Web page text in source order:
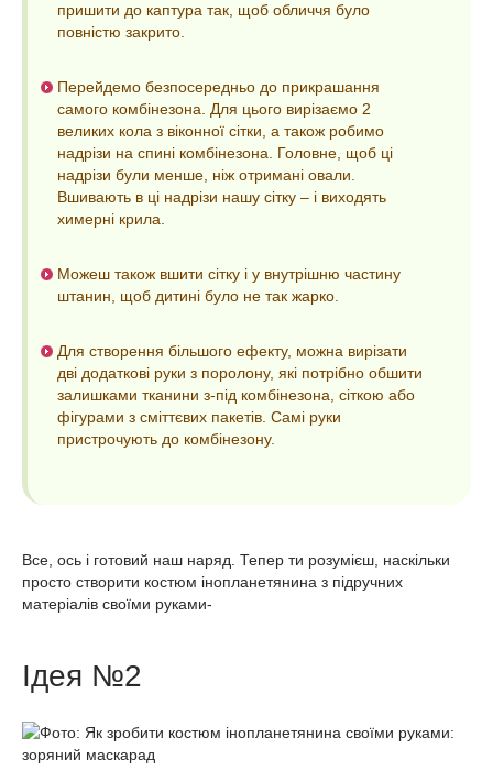
пришити до каптура так, щоб обличчя було
повністю закрито.
Перейдемо безпосередньо до прикрашання
самого комбінезона. Для цього вирізаємо 2
великих кола з віконної сітки, а також робимо
надрізи на спині комбінезона. Головне, щоб ці
надрізи були менше, ніж отримані овали.
Вшивають в ці надрізи нашу сітку – і виходять
химерні крила.
Можеш також вшити сітку і у внутрішню частину
штанин, щоб дитині було не так жарко.
Для створення більшого ефекту, можна вирізати
дві додаткові руки з поролону, які потрібно обшити
залишками тканини з-під комбінезона, сіткою або
фігурами з сміттєвих пакетів. Самі руки
пристрочують до комбінезону.
Все, ось і готовий наш наряд. Тепер ти розумієш, наскільки
просто створити костюм інопланетянина з підручних
матеріалів своїми руками-
Ідея №2